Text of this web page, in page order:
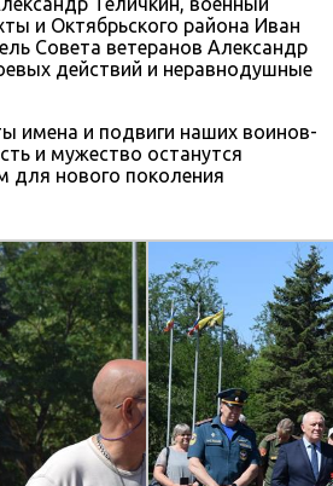
и Октябрьского района Иван
Совета ветеранов Александр
действий и неравнодушные
имена и подвиги наших воинов-
и мужество останутся
нового поколения